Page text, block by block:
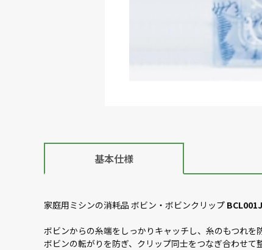
基本仕様
家庭用ミシンの消耗品 ボビン・ボビンクリップ BCL001J
ボビンからの糸端をしっかりキャッチし、糸のもつれを
ボビンの転がりを防ぎ、クリップ同士をつなぎ合わせて